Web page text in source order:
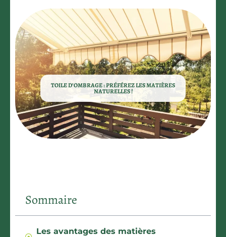
TOILE D’OMBRAGE : PRÉFÉREZ LES MATIÈRES
NATURELLES !
Sommaire
Les avantages des matières